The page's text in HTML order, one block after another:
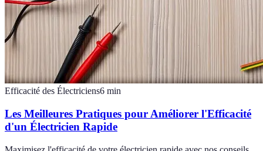
Efficacité des Électriciens6 min
Les Meilleures Pratiques pour Améliorer l'Efficacité
d'un Électricien Rapide